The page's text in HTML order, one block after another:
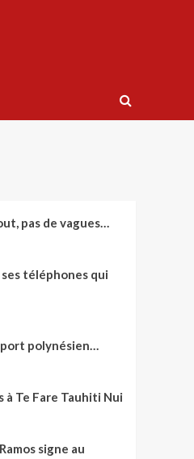
pas de vagues…
ses téléphones qui
polynésien…
Te Fare Tauhiti Nui
signe au